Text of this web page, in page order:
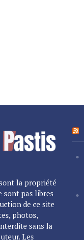
la propriété
sont pas libres
de ce site
photos,
sans la
Les